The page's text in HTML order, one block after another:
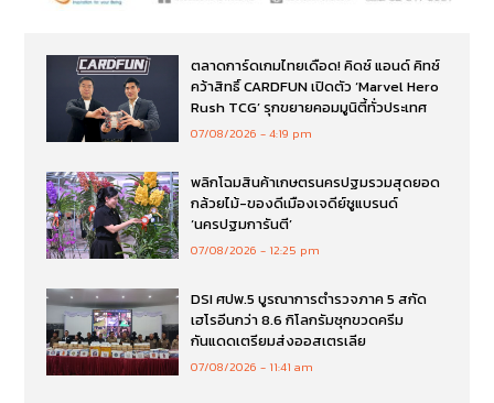
ตลาดการ์ดเกมไทยเดือด! คิดซ์ แอนด์ คิทซ์
คว้าสิทธิ์ CARDFUN เปิดตัว ‘Marvel Hero
Rush TCG’ รุกขยายคอมมูนิตี้ทั่วประเทศ
07/08/2026 4:19 pm
พลิกโฉมสินค้าเกษตรนครปฐมรวมสุดยอด
กล้วยไม้-ของดีเมืองเจดีย์ชูแบรนด์
‘นครปฐมการันตี’
07/08/2026 12:25 pm
DSI ศปพ.5 บูรณาการตำรวจภาค 5 สกัด
เฮโรอีนกว่า 8.6 กิโลกรัมซุกขวดครีม
กันแดดเตรียมส่งออสเตรเลีย
07/08/2026 11:41 am